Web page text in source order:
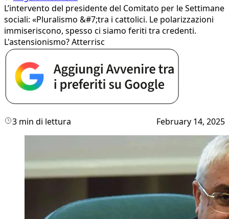
L’intervento del presidente del Comitato per le Settimane
sociali: «Pluralismo &#7;tra i cattolici. Le polarizzazioni
immiseriscono, spesso ci siamo feriti tra credenti.
L'astensionismo? Atterrisc
3 min di lettura February 14, 2025